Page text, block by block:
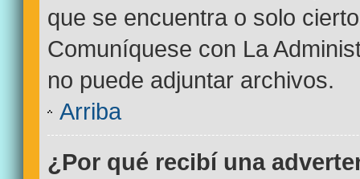
que se encuentra o solo
Comuníquese con La
no puede adjuntar archivos.
Arriba
¿Por qué recibí una